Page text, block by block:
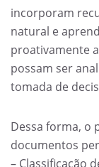
incorporam
natural e
proativamente
possam ser
tomada de
Dessa forma, o
documentos
– Classificação